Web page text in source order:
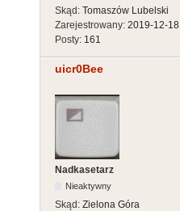
Skąd: Tomaszów Lubelski
Zarejestrowany: 2019-12-18
Posty: 161
uicr0Bee
Nadkasetarz
Nieaktywny
Skąd: Zielona Góra